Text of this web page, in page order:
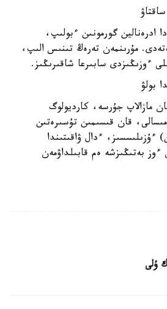
ادرەنالين گورمونىن ءبولىپ،
مۇرىنمەن تەرەڭ تىنىس الىپ،
ءوزىڭىزدى سابىرعا شاقىرىڭىز.
بولۋ
مازالاپ جۇرسە، كارديولوگ
قان قىسىمىن تۇسىرەتىن
ءۇزىلىسسىز، ءدال ۋاقىتىندا
بەتىڭىزشە ەم قابىلداۋمەن
ۇلى